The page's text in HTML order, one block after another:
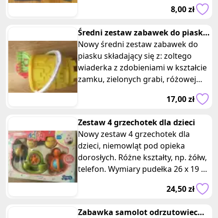
8,00 zł
Średni zestaw zabawek do piasku
żółty
Nowy średni zestaw zabawek do
piasku składający się z: zoltego
wiaderka z zdobieniami w kształcie
zamku, zielonych grabi, różowej
17,00 zł
Zestaw 4 grzechotek dla dzieci
Nowy zestaw 4 grzechotek dla
dzieci, niemowląt pod opieka
dorosłych. Różne kształty, np. żółw,
telefon. Wymiary pudełka 26 x 19 x
24,50 zł
Zabawka samolot odrzutowiec